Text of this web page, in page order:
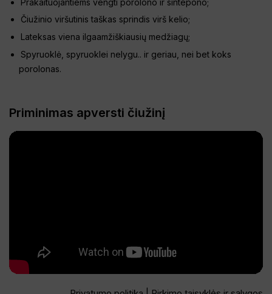
Čiužinio viršutinis taškas sprindis virš kelio;
Lateksas viena ilgaamžiškiausių medžiagų;
Spyruoklė, spyruoklei nelygu.. ir geriau, nei bet koks
porolonas.
Priminimas apversti čiužinį